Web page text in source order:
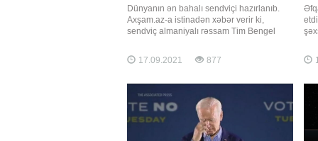
Dünyanın ən bahalı sendviçi hazırlanıb.
Axşam.az-a istinadən xəbər verir ki,
sendviç almaniyalı rəssam Tim Bengel
düzəldilib. Həmin qida 3 milyon dollar
dəyərində qiymətləndirilib. Qeyd edək ki,
Dünyanın ən bahalı yeməklərin
17.09.2021 877